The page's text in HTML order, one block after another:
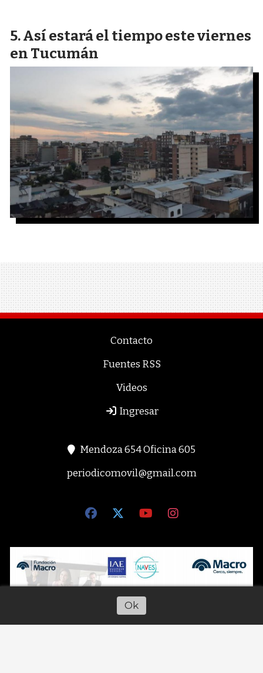
Así estará el tiempo este viernes
en Tucumán
Contacto
Fuentes RSS
Videos
Ingresar
Mendoza 654 Oficina 605
periodicomovil@gmail.com
Ok